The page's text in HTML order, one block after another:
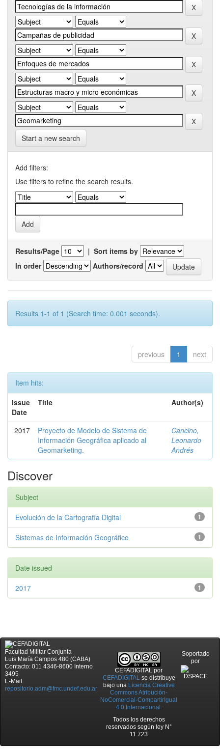
Start a new search
Add filters:
Use filters to refine the search results.
Results/Page | Sort items by
In order
Authors/record
Results 1-1 of 1 (Search time: 0.001 seconds).
previous 1 next
Item hits:
Issue
Date
Title Author(s)
2017
Proyecto de Modelo de Sistema de
Información Geográfica aplicado al
Geomarketing.
Cancino,
Leonardo
Andrés
Discover
Subject
1
Evolución de la Cartografía Digital
1
Sistemas de Información Geográfico
Date issued
1
2017
Facultad Militar Conjunta
Luis María Campos 480 (CABA)
Contacto: 011 4346-8600 Interno
3495
E-Mail:
repositorio.adm@fmc.undef.edu.ar
CEFADIGITAL por
CEFADIGITALse distribuye
bajo una Licencia Creative
Commons Atribución-
NoComercial-CompartirIgual
4.0 Internacional .
Todos los derechos
reservados según ley N°
11.723
Soportado
por